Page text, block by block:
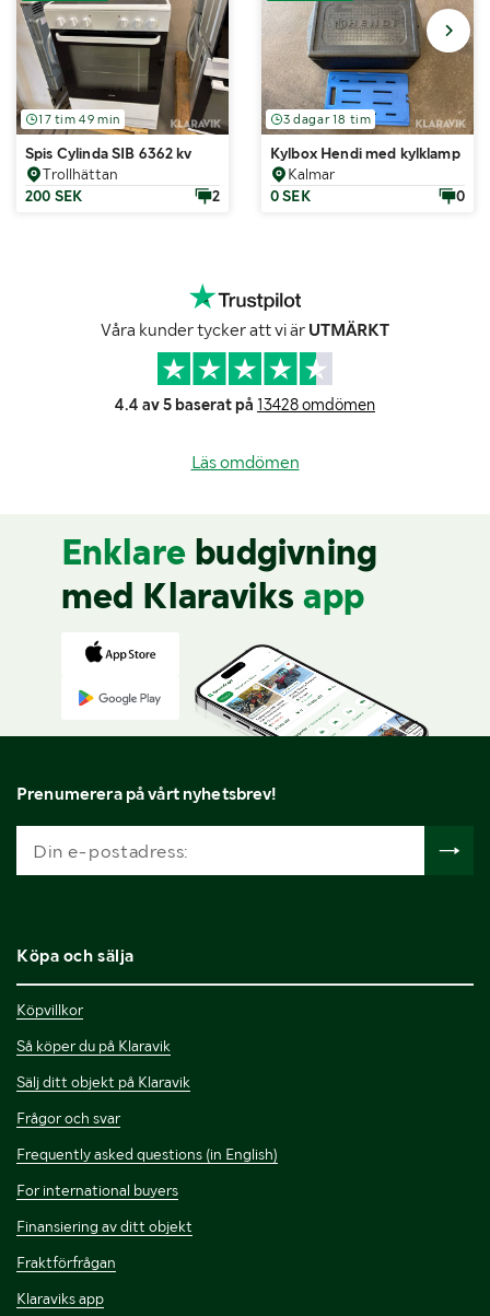
17 tim 49 min
Spis Cylinda SIB 6362 kv
Trollhättan
200 SEK
2
3 dagar 18 tim
Kylbox Hendi med kylklamp
Kalmar
0 SEK
0
Våra kunder tycker att vi är UTMÄRKT
4.4 av 5 baserat på 13428 omdömen
Läs omdömen
Enklare budgivning
med Klaraviks app
Prenumerera på vårt nyhetsbrev!
Köpa och sälja
Köpvillkor
Så köper du på Klaravik
Sälj ditt objekt på Klaravik
Frågor och svar
Frequently asked questions (in English)
For international buyers
Finansiering av ditt objekt
Fraktförfrågan
Klaraviks app